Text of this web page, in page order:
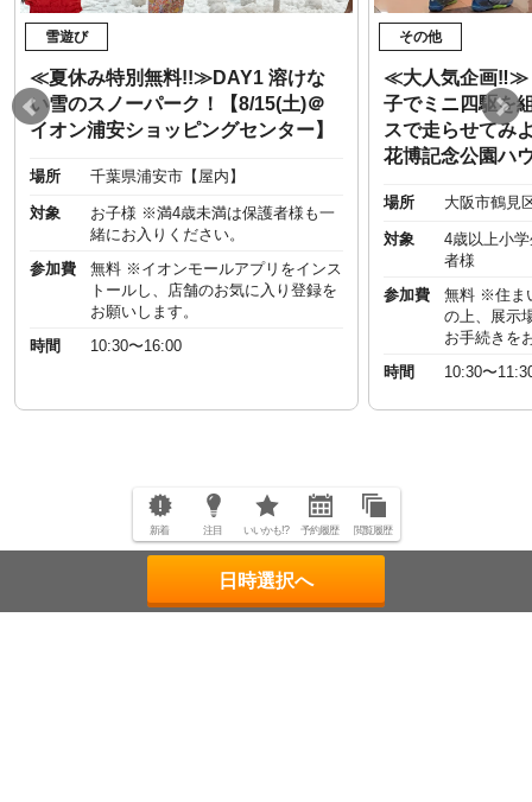
雪遊び
≪夏休み特別無料!!≫DAY1 溶けな
い雪のスノーパーク！【8/15(土)＠
イオン浦安ショッピングセンター】
場所 千葉県浦安市【屋内】
対象
お子様 ※満4歳未満は保護者様も一
緒にお入りください。
参加費
無料 ※イオンモールアプリをインス
トールし、店舗のお気に入り登録を
お願いします。
時間
10:30〜16:00
その他
≪大人気企画‼︎≫
子でミニ四駆を
スで走らせてみ
花博記念公園ハ
場所 大阪市鶴見
対象
4歳以上小
者様
参加費
無料 ※住ま
の上、展示
お手続きを
時間
10:30〜
日時選択へ
新着 注目 いいかも!? 予約履歴 閲覧履歴